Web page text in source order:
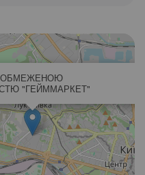
ОБМЕЖЕНОЮ
"ГЕЙММАРКЕТ"